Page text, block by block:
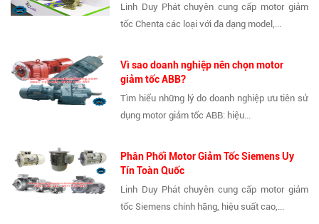
Linh Duy Phát chuyên cung cấp motor giảm
tốc Chenta các loại với đa dạng model,...
Vì sao doanh nghiệp nên chọn motor
giảm tốc ABB?
Tìm hiểu những lý do doanh nghiệp ưu tiên sử
dụng motor giảm tốc ABB: hiệu...
Phân Phối Motor Giảm Tốc Siemens Uy
Tín Toàn Quốc
Linh Duy Phát chuyên cung cấp motor giảm
tốc Siemens chính hãng, hiệu suất cao,...